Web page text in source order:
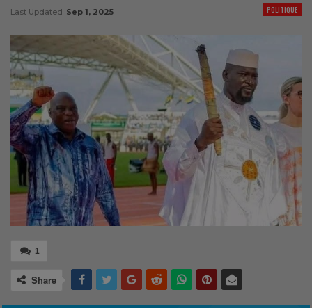
POLITIQUE
Last Updated Sep 1, 2025
1
Share